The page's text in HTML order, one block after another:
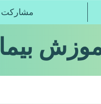
مشارکت